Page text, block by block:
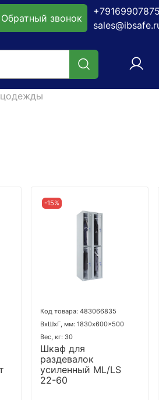
Обратный звонок
+79169907875
-15%
Код товара: 483066835
ВхШхГ, мм: 1830x600x500
Вес, кг: 30
Шкаф для
раздевалок
усиленный ML/LS
22-60